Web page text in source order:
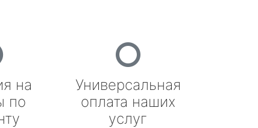
на
по
Универсальная
оплата наших
услуг